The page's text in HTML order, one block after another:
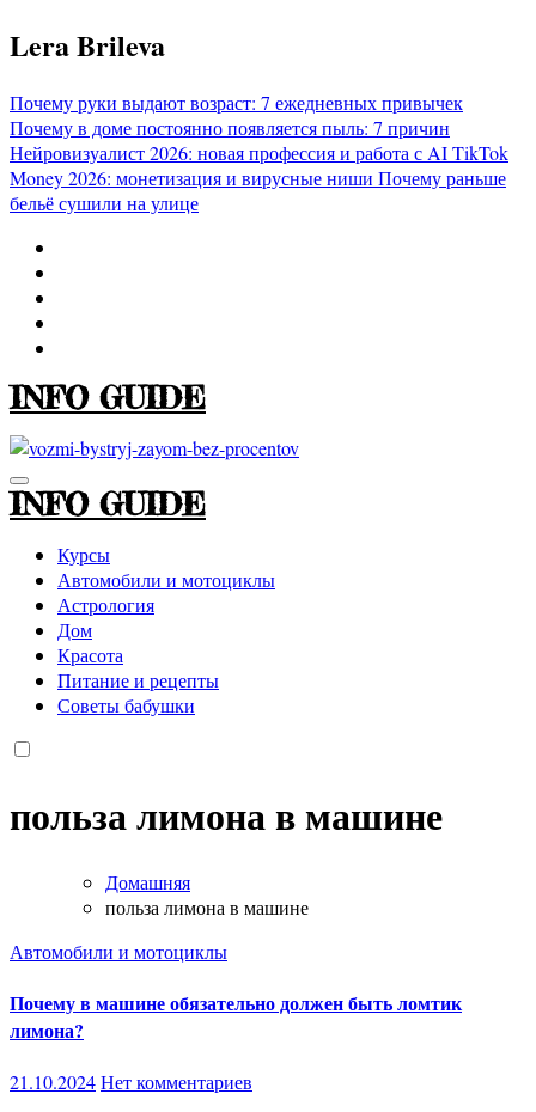
Перейти
к
Lera Brileva
Почему руки выдают возраст: 7 ежедневных привычек
Почему в доме постоянно появляется пыль: 7 причин
Нейровизуалист 2026: новая профессия и работа с AITikTok
Money 2026: монетизация и вирусные ниши Почему раньше
бельё сушили на улице
INFO GUIDE
INFO GUIDE
Курсы
Автомобили и мотоциклы
Астрология
Дом
Красота
Питание и рецепты
Советы бабушки
польза лимона в машине
Домашняя
польза лимона в машине
Автомобили и мотоциклы
Почему в машине обязательно должен быть ломтик
лимона?
21.10.2024Нет комментариев